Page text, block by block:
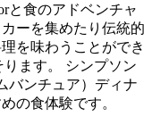
と食のアドベンチャ
ーを集めたり伝統的
を味わうことができ
ます。 シンプソン
バンチュア）ディナ
の食体験です。